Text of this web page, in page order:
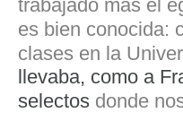
trabajado más el
es bien conocida:
clases en la
llevaba, como a
selectos donde